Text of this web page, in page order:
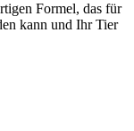
Formel, das für
kann und Ihr Tier